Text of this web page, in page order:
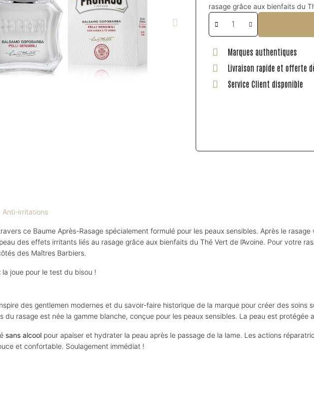
rasage grâce aux bienfaits du
Marques authentiques
Livraison rapide et offerte
Service Client disponible
Anti-irritations
ce Baume Après-Rasage spécialement formulé pour les peaux sensibles. Après le
des effets irritants liés au rasage grâce aux bienfaits du Thé Vert de l’Avoine. Pour votre
des Maîtres Barbiers.
joue pour le test du bisou !
des gentlemen modernes et du savoir-faire historique de la marque pour créer des soins
du rasage est née la gamme blanche, conçue pour les peaux sensibles. La peau est protégée
sans alcool pour apaiser et hydrater la peau après le passage de la lame. Les actions
et confortable. Soulagement immédiat !